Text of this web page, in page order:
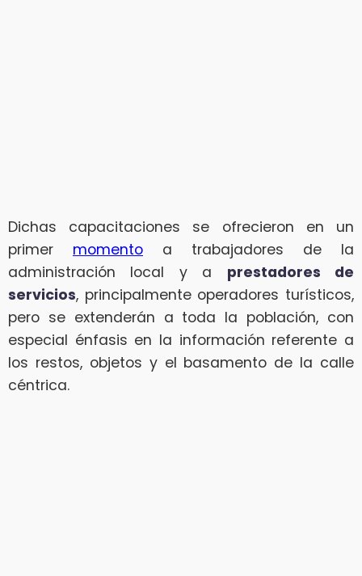
Dichas capacitaciones se ofrecieron en un
primer momento a trabajadores de la
administración local y a prestadores de
servicios, principalmente operadores turísticos,
pero se extenderán a toda la población, con
especial énfasis en la información referente a
los restos, objetos y el basamento de la calle
céntrica.